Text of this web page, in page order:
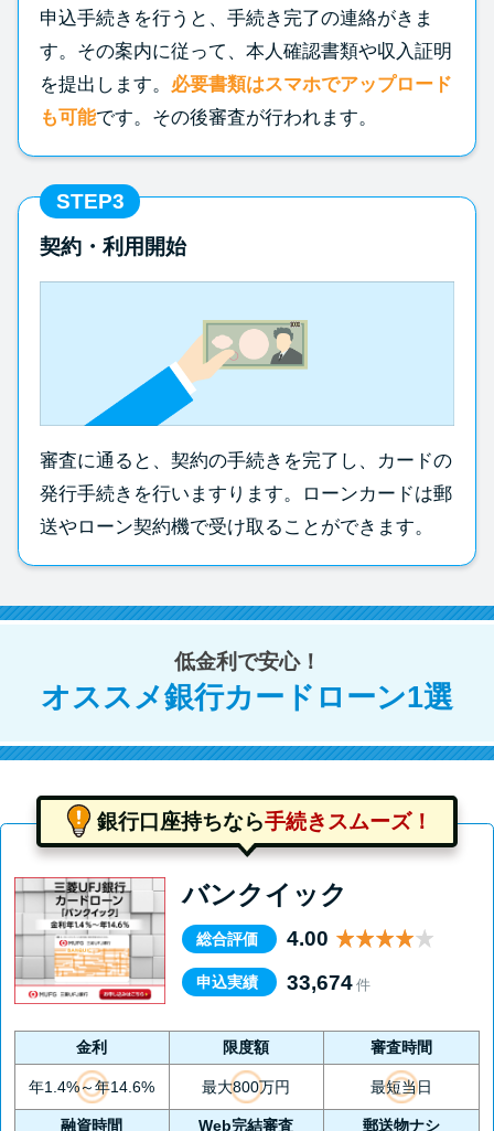
申込手続きを行うと、手続き完了の連絡がきま
す。その案内に従って、本人確認書類や収入証明
を提出します。 必要書類はスマホでアップロード
も可能です。その後審査が行われます。
STEP3
契約・利用開始
審査に通ると、契約の手続きを完了し、カードの
発行手続きを行いますります。ローンカードは郵
送やローン契約機で受け取ることができます。
低金利で安心！
オススメ銀行カードローン1選
銀行口座持ちなら手続きスムーズ！
バンクイック
総合評価 4.00
申込実績 33,674 件
金利 限度額 審査時間
年1.4%～年14.6% 最大800万円 最短当日
融資時間 Web完結審査 郵送物ナシ